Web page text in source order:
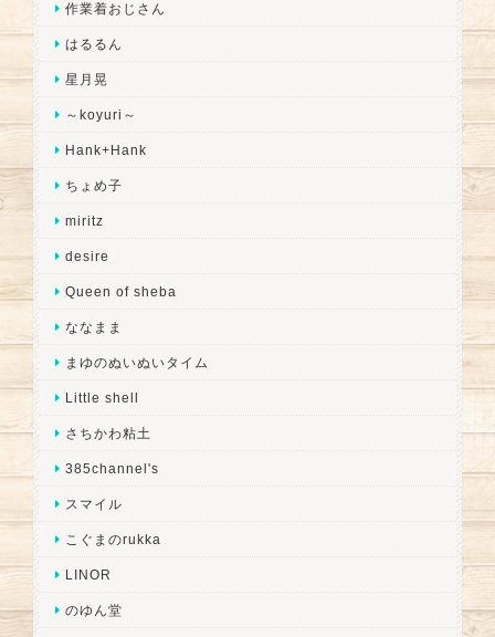
作業着おじさん
はるるん
星月晃
～koyuri～
Hank+Hank
ちょめ子
miritz
desire
Queen of sheba
ななまま
まゆのぬいぬいタイム
Little shell
さちかわ粘土
385channel's
スマイル
こぐまのrukka
LINOR
のゆん堂